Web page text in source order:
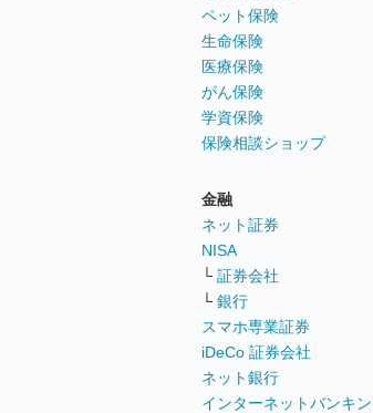
ペット保険
生命保険
医療保険
がん保険
学資保険
保険相談ショップ
金融
ネット証券
NISA
└ 証券会社
└ 銀行
スマホ専業証券
iDeCo 証券会社
ネット銀行
インターネットバンキ